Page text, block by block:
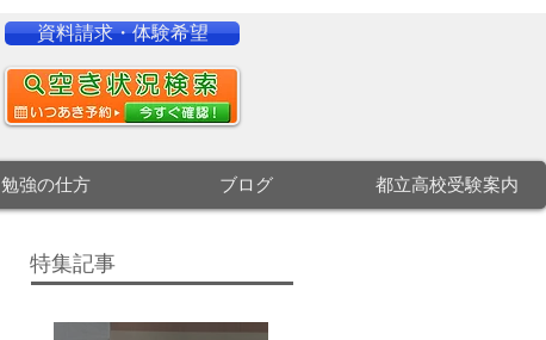
資料請求・体験希望
勉強の仕方 ブログ 都立高校受験案内
特集記事